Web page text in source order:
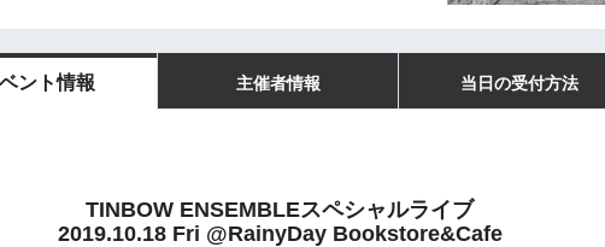
ント情報 主催者情報 当日の受付方法
TINBOW ENSEMBLEスペシャルライブ
2019.10.18 Fri @RainyDay Bookstore&Cafe